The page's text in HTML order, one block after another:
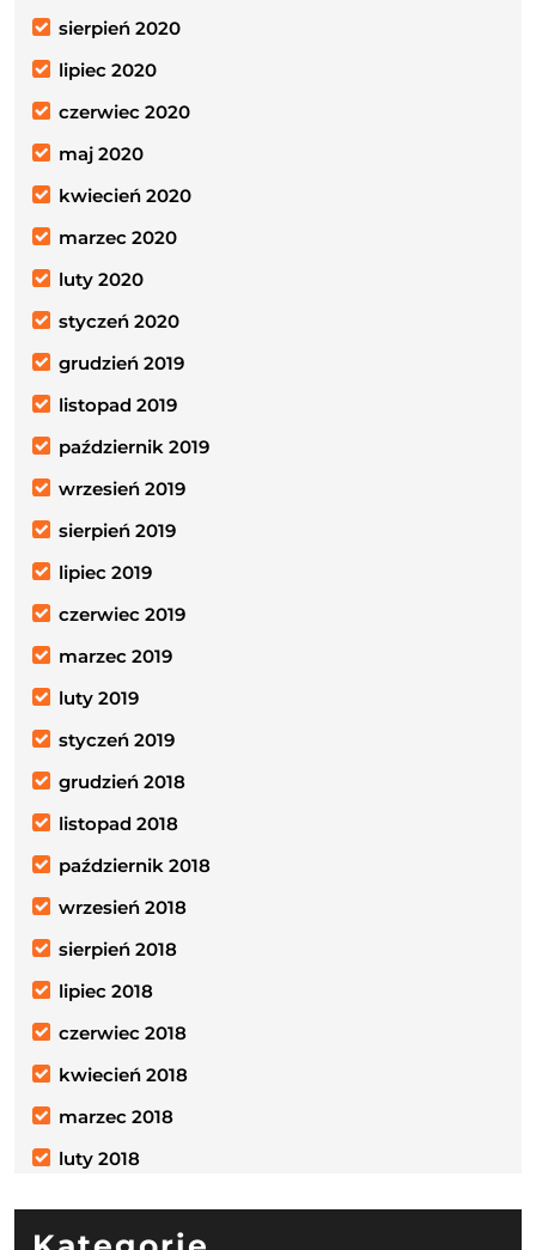
sierpień 2020
lipiec 2020
czerwiec 2020
maj 2020
kwiecień 2020
marzec 2020
luty 2020
styczeń 2020
grudzień 2019
listopad 2019
październik 2019
wrzesień 2019
sierpień 2019
lipiec 2019
czerwiec 2019
marzec 2019
luty 2019
styczeń 2019
grudzień 2018
listopad 2018
październik 2018
wrzesień 2018
sierpień 2018
lipiec 2018
czerwiec 2018
kwiecień 2018
marzec 2018
luty 2018